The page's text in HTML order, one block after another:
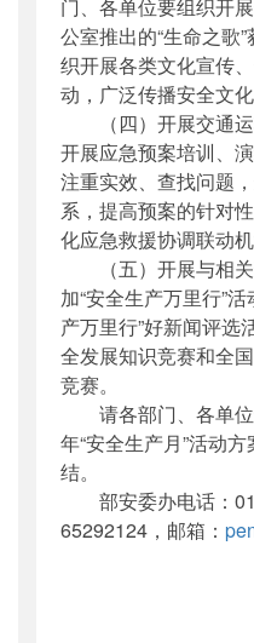
门、各单位要组织开
公室推出的“生命之歌
织开展各类文化宣传
动，广泛传播安全文化
（四）开展交通运
开展应急预案培训、
注重实效、查找问题
系，提高预案的针对
化应急救援协调联动
（五）开展与相关
加“安全生产万里行”
产万里行”好新闻评选
全发展知识竞赛和全
竞赛。
请各部门、各单位
年“安全生产月”活动
结。
部安委办电话：
65292124，邮箱：